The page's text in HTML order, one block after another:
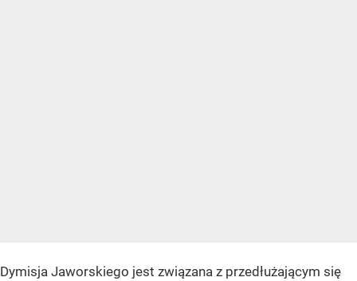
Dymisja Jaworskiego jest związana z przedłużającym się